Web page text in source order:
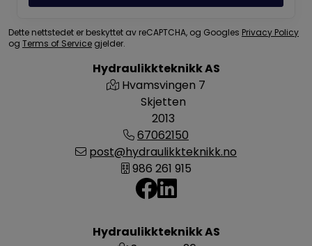
Hydraulikkteknikk AS
Hvamsvingen 7
Skjetten
2013
67062150
post@hydraulikkteknikk.no
986 261 915
Hydraulikkteknikk AS
Dette nettstedet er beskyttet av reCAPTCHA, og Googles Privacy Policy
og Terms of Service gjelder.